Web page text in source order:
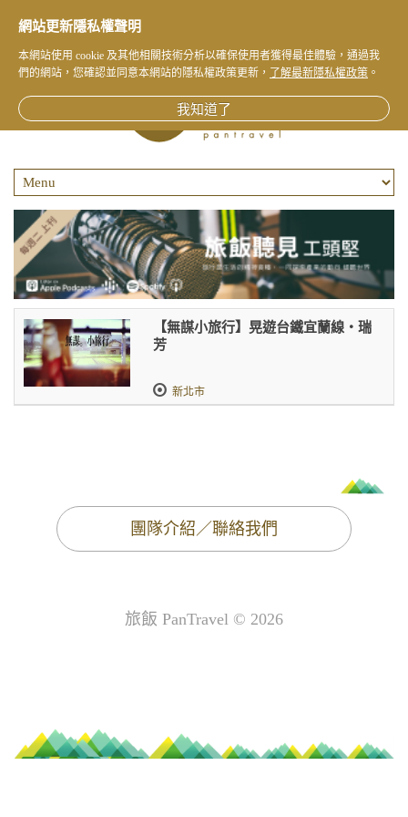
【無謀小旅行】晃遊台鐵宜蘭線‧瑞
芳
新北市
團隊介紹／聯絡我們
旅飯 PanTravel © 2026
網站更新隱私權聲明
本網站使用 cookie 及其他相關技術分析以確保使用者獲得最佳體驗，通過我
們的網站，您確認並同意本網站的隱私權政策更新，
了解最新隱私權政策 。
我知道了